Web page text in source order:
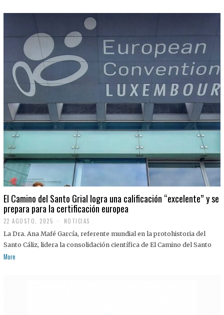
El Camino del Santo Grial logra una calificación “excelente” y se
prepara para la certificación europea
22 AGOSTO, 2025
2
A
G
NOTICIAS
La Dra. Ana Mafé García, referente mundial en la protohistoria del
Santo Cáliz, lidera la consolidación científica de El Camino del Santo
More